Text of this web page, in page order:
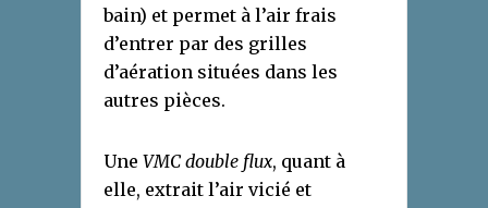
bain) et permet à l’air frais
d’entrer par des grilles
d’aération situées dans les
autres pièces.
Une VMC double flux, quant à
elle, extrait l’air vicié et